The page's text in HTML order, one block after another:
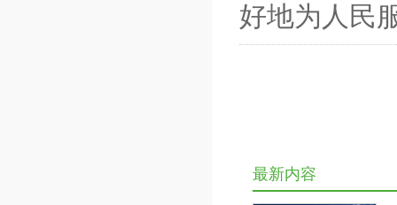
好地为人民
最新内容